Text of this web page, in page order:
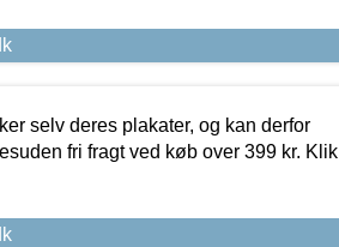
selv deres plakater, og kan derfor
fri fragt ved køb over 399 kr. Klik